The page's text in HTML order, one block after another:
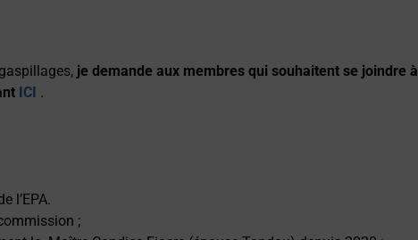
je demande aux membres qui souhaitent se joindre à
ICI .
l’EPA.
;